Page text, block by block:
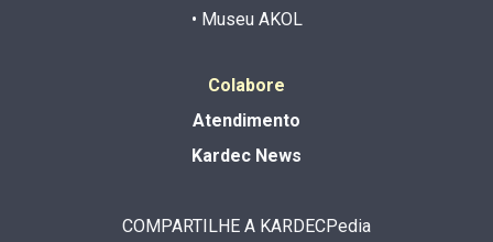
• Museu AKOL
Colabore
Atendimento
Kardec News
COMPARTILHE A KARDECPedia